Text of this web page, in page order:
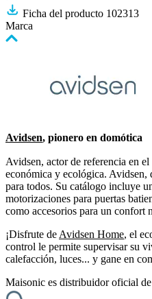
Ficha del producto 102313
Marca
Avidsen, pionero en domótica
Avidsen, actor de referencia en
económica y ecológica. Avidsen,
para todos. Su catálogo incluye
motorizaciones para puertas
como accesorios para un confort
¡Disfrute de Avidsen Home, el
control le permite supervisar su
calefacción, luces... y gane en
Maisonic es distribuidor oficial